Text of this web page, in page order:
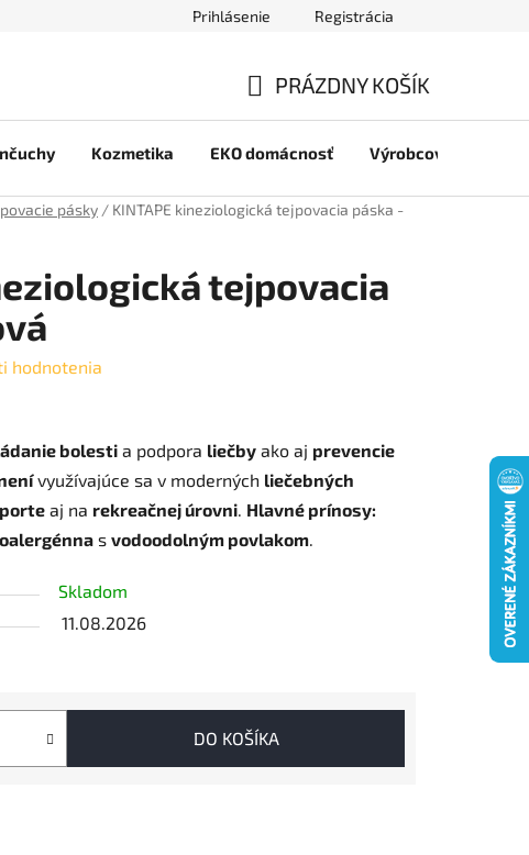
Prihlásenie Registrácia
KOŠÍK
PRÁZDNY KOŠÍK
Kozmetika EKO domácnosť Výrobcovia
pásky / KINTAPE kineziologická tejpovacia páska -
tejpovacia
hodnotenia
bolesti a podpora liečby ako aj prevencie
využívajúce sa v moderných liečebných
aj na rekreačnej úrovni. Hlavné prínosy:
s vodoodolným povlakom.
Skladom
11.08.2026
DO KOŠÍKA